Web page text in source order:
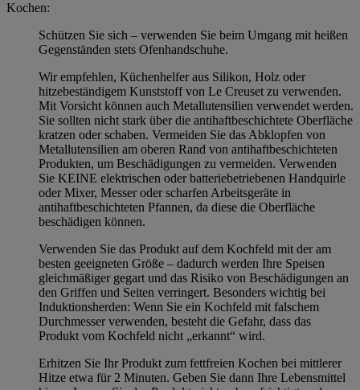
Kochen:
Schützen Sie sich – verwenden Sie beim Umgang mit heißen
Gegenständen stets Ofenhandschuhe.
Wir empfehlen, Küchenhelfer aus Silikon, Holz oder
hitzebeständigem Kunststoff von Le Creuset zu verwenden.
Mit Vorsicht können auch Metallutensilien verwendet werden.
Sie sollten nicht stark über die antihaftbeschichtete Oberfläche
kratzen oder schaben. Vermeiden Sie das Abklopfen von
Metallutensilien am oberen Rand von antihaftbeschichteten
Produkten, um Beschädigungen zu vermeiden. Verwenden
Sie KEINE elektrischen oder batteriebetriebenen Handquirle
oder Mixer, Messer oder scharfen Arbeitsgeräte in
antihaftbeschichteten Pfannen, da diese die Oberfläche
beschädigen können.
Verwenden Sie das Produkt auf dem Kochfeld mit der am
besten geeigneten Größe – dadurch werden Ihre Speisen
gleichmäßiger gegart und das Risiko von Beschädigungen an
den Griffen und Seiten verringert. Besonders wichtig bei
Induktionsherden: Wenn Sie ein Kochfeld mit falschem
Durchmesser verwenden, besteht die Gefahr, dass das
Produkt vom Kochfeld nicht „erkannt“ wird.
Erhitzen Sie Ihr Produkt zum fettfreien Kochen bei mittlerer
Hitze etwa für 2 Minuten. Geben Sie dann Ihre Lebensmittel